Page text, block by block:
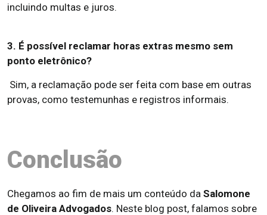
incluindo multas e juros.
3. É possível reclamar horas extras mesmo sem
ponto eletrônico?
Sim, a reclamação pode ser feita com base em outras
provas, como testemunhas e registros informais.
Conclusão
Chegamos ao fim de mais um conteúdo da Salomone
de Oliveira Advogados. Neste blog post, falamos sobre